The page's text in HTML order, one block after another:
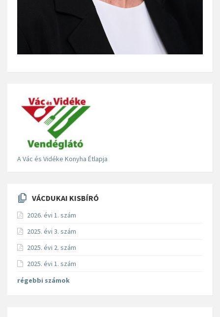
A Vác és Vidéke Konyha Étlapja
VÁCDUKAI KISBÍRÓ
2026. évi 1. szám
2025. évi 3. szám
2025. évi 2. szám
2025. évi 1. szám
régebbi számok